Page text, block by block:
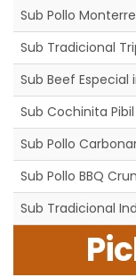
Sub Pollo
Sub Tradicional
Sub Beef Especial
Sub Cochinita
Sub Pollo
Sub Pollo BBQ
Sub Tradicional